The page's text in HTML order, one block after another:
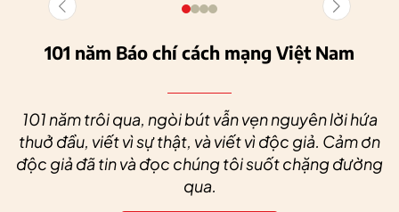
101 năm Báo chí cách mạng Việt Nam
101 năm trôi qua, ngòi bút vẫn vẹn nguyên lời hứa
thuở đầu, viết vì sự thật, và viết vì độc giả. Cảm ơn
độc giả đã tin và đọc chúng tôi suốt chặng đường
qua.